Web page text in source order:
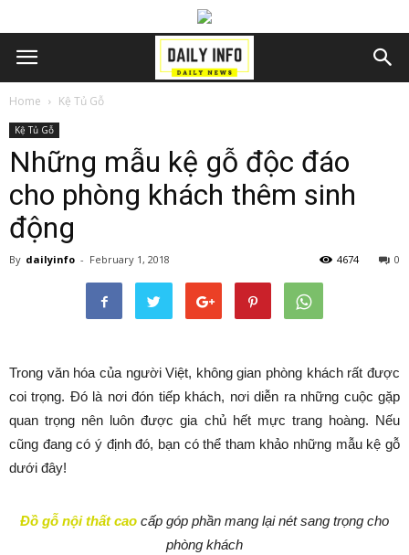
Home Kệ Tủ Gỗ
Kệ Tủ Gỗ
Những mẫu kệ gỗ độc đáo
cho phòng khách thêm sinh
động
By dailyinfo - February 1, 2018 0
4674
Trong văn hóa của người Việt, không gian phòng khách rất được
coi trọng. Đó là nơi đón tiếp khách, nơi diễn ra những cuộc gặp
quan trọng nên luôn được gia chủ hết mực trang hoàng. Nếu
cũng đang có ý định đó, bạn có thể tham khảo những mẫu kệ gỗ
dưới đây!
Đồ gỗ nội thất cao cấp góp phần mang lại nét sang trọng cho
phòng khách